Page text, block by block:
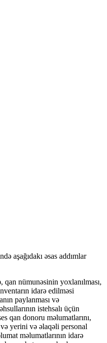
aşağıdakı əsas addımlar
nümunəsinin yoxlanılması,
idarə edilməsi
paylanması və
istehsalı üçün
qan donoru məlumatlarını,
yerini və əlaqəli personal
məlumatlarının idarə